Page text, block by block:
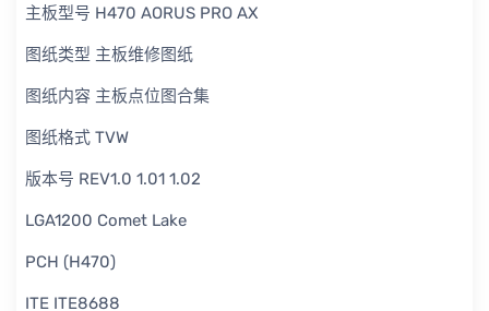
主板型号 H470 AORUS PRO AX
图纸类型 主板维修图纸
图纸内容 主板点位图合集
图纸格式 TVW
版本号 REV1.0 1.01 1.02
LGA1200 Comet Lake
PCH (H470)
ITE ITE8688